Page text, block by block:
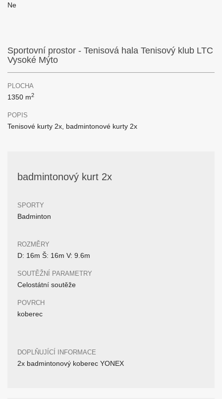
Ne
Sportovní prostor - Tenisová hala Tenisový klub LTC
Vysoké Mýto
PLOCHA
1350 m2
POPIS
Tenisové kurty 2x, badmintonové kurty 2x
badmintonový kurt 2x
SPORTY
Badminton
ROZMĚRY
D: 16m Š: 16m V: 9.6m
SOUTĚŽNÍ PARAMETRY
Celostátní soutěže
POVRCH
koberec
DOPLŇUJÍCÍ INFORMACE
2x badmintonový koberec YONEX